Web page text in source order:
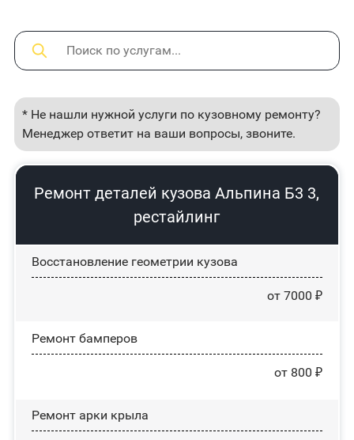
* Не нашли нужной услуги по кузовному ремонту?
Менеджер ответит на ваши вопросы, звоните.
Ремонт деталей кузова Альпина Б3 3,
рестайлинг
Восстановление геометрии кузова
от 7000 ₽
Ремонт бамперов
от 800 ₽
Ремонт арки крыла